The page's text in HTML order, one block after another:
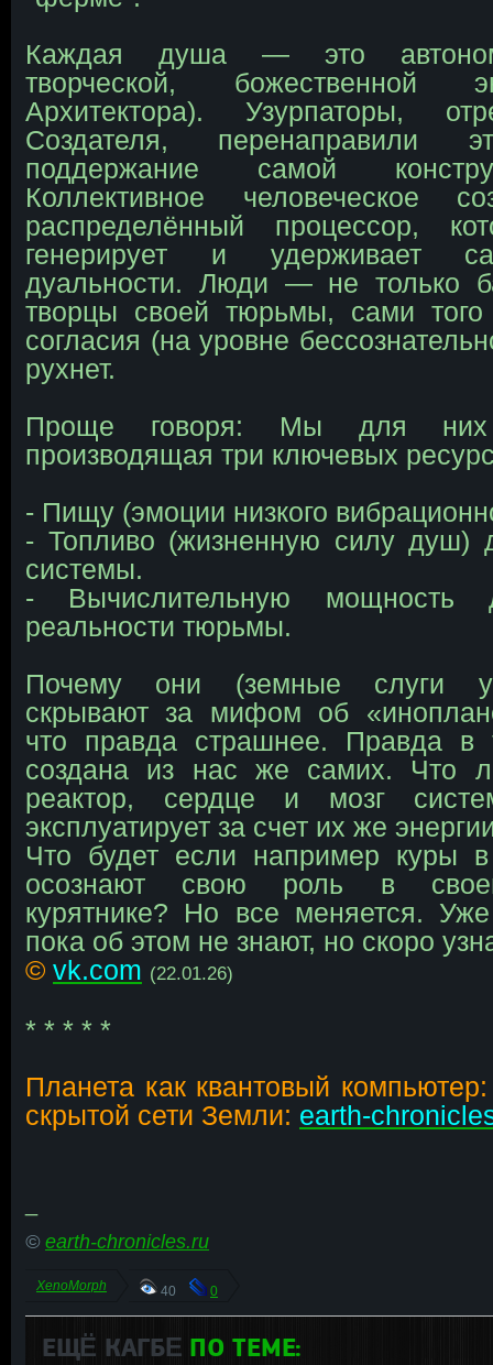
Каждая душа — это
творческой, божественной
Архитектора). Узурпаторы,
Создателя, перенаправили
поддержание самой
Коллективное человеческое
распределённый процессор,
генерирует и удерживает
дуальности. Люди — не только
творцы своей тюрьмы, сами
согласия (на уровне
рухнет.
Проще говоря: Мы для
производящая три ключевых
- Пищу (эмоции низкого
- Топливо (жизненную силу душ)
системы.
- Вычислительную мощность
реальности тюрьмы.
Почему они (земные слуги
скрывают за мифом об
что правда страшнее. Правда в
создана из нас же самих. Что
реактор, сердце и мозг
эксплуатирует за счет их же
Что будет если например куры в
осознают свою роль в
курятнике? Но все меняется.
пока об этом не знают, но скоро
© vk.com (22.01.26)
* * * * *
Планета как квантовый
скрытой сети Земли: earth-
© earth-chronicles.ru
XenoMorph 40 0
ЕЩЁ КАГБΕ ПО ТЕМЕ: